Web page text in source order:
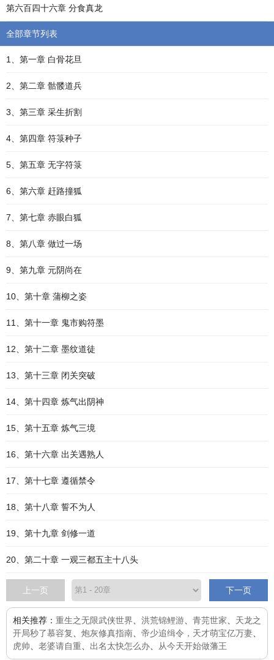
第六百四十六章 分食真龙
全部章节列表
1、第一章 白骨花旦
2、第二章 骷髅道兵
3、第三章 采生折割
4、第四章 符箓种子
5、第五章 无字符箓
6、第六章 赶路撞狐
7、第七章 赤眼白狐
8、第八章 做过一场
9、第九章 元阴尚在
10、第十章 蒲柳之姿
11、第十一章 鬼市购符墨
12、第十二章 墨纹道徒
13、第十三章 闭关突破
14、第十四章 炼气出阴神
15、第十五章 炼气三境
16、第十六章 出关遇熟人
17、第十七章 遵循禁令
18、第十八章 誓不为人
19、第十九章 剑修一道
20、第二十章 一观三都五主十八头
上一页 下一页
相关推荐： 重生之无限武侠世界 洪荒锦鲤游 青芫世家
天龙之
开局秒了慕容复
炮灰修真指南 帝少追缉令，天才萌宝亿万妻
虎帅
老婆请自重 出名太快怎么办 从今天开始做藩王